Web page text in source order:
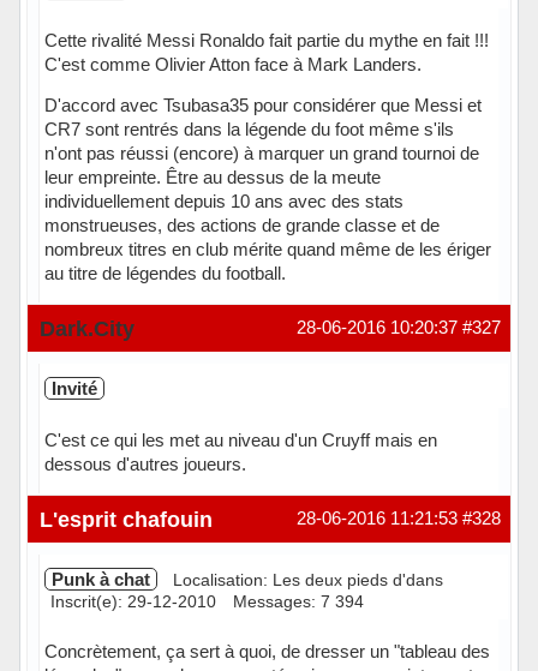
Cette rivalité Messi Ronaldo fait partie du mythe en fait !!!
C'est comme Olivier Atton face à Mark Landers.
D'accord avec Tsubasa35 pour considérer que Messi et
CR7 sont rentrés dans la légende du foot même s'ils
n'ont pas réussi (encore) à marquer un grand tournoi de
leur empreinte. Être au dessus de la meute
individuellement depuis 10 ans avec des stats
monstrueuses, des actions de grande classe et de
nombreux titres en club mérite quand même de les ériger
au titre de légendes du football.
Hors ligne #327
28-06-2016 10:20:37
Dark.City
Invité
C'est ce qui les met au niveau d'un Cruyff mais en
dessous d'autres joueurs.
#328
28-06-2016 11:21:53
L'esprit chafouin
Punk à chat
Localisation: Les deux pieds d'dans
Inscrit(e): 29-12-2010
Messages: 7 394
Concrètement, ça sert à quoi, de dresser un "tableau des